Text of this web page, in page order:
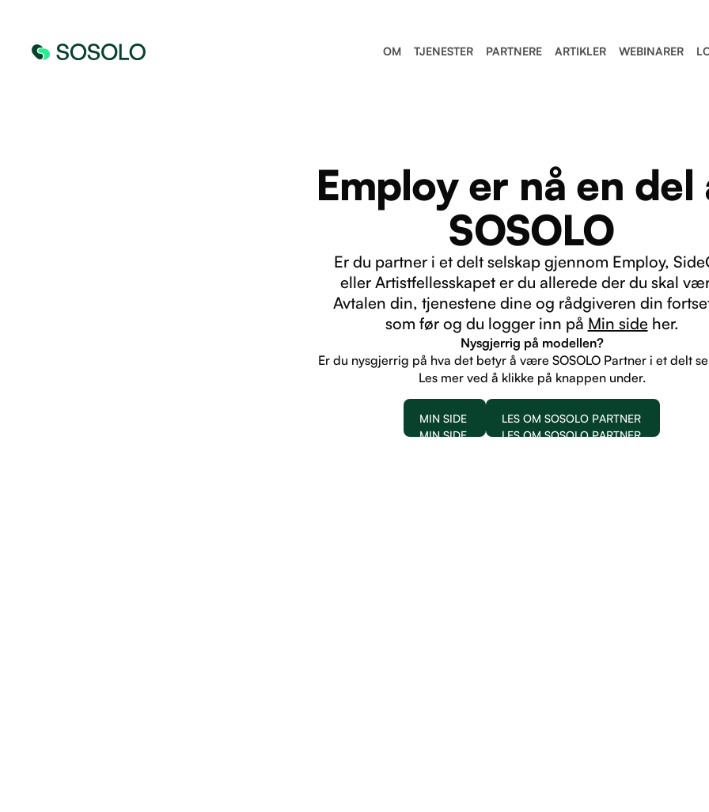
OM TJENESTER PARTNERE ARTIKLER WEBINARER
Employ er nå en del
SOSOLO
Er du partner i et delt selskap gjennom Employ,
eller Artistfellesskapet er du allerede der du skal
Avtalen din, tjenestene dine og rådgiveren din
som før og du logger inn på Min side her.
Nysgjerrig på modellen?
Er du nysgjerrig på hva det betyr å være SOSOLO Partner i et delt
Les mer ved å klikke på knappen under.
MIN SIDE
MIN SIDE
LES OM SOSOLO PARTNER
LES OM SOSOLO PARTNER